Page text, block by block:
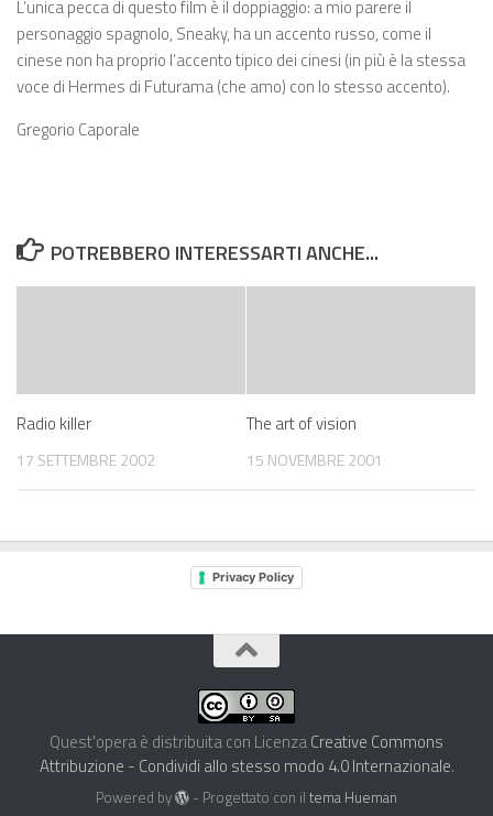
L’unica pecca di questo film è il doppiaggio: a mio parere il
personaggio spagnolo, Sneaky, ha un accento russo, come il
cinese non ha proprio l’accento tipico dei cinesi (in più è la stessa
voce di Hermes di Futurama (che amo) con lo stesso accento).
Gregorio Caporale
POTREBBERO INTERESSARTI ANCHE...
Radio killer
17 SETTEMBRE 2002
The art of vision
15 NOVEMBRE 2001
Privacy Policy
Quest'opera è distribuita con LicenzaCreative Commons
Attribuzione - Condividi allo stesso modo 4.0 Internazionale.
Powered by - Progettato con iltema Hueman